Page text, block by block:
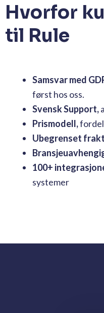
Hvorfor
til Rule
Samsvar med
først hos oss.
Svensk Support,
Prismodell,
Ubegrenset
100+
systemer